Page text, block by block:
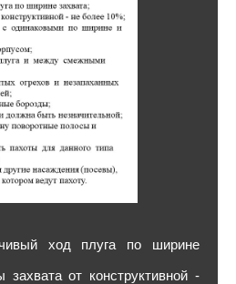
ход плуга по ширине
захвата от конструктивной -